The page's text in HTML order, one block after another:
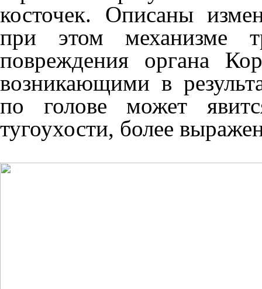
ко­сточек. Описаны
при этом механизме
повреждения органа
возникающими в
по голове может
тугоухости, более